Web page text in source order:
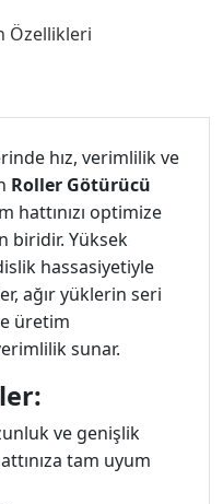
Özellikleri
hız, verimlilik ve
Roller Götürücü
hattınızı optimize
biridir. Yüksek
hassasiyetiyle
ağır yüklerin seri
üretim
sunar.
ve genişlik
tam uyum